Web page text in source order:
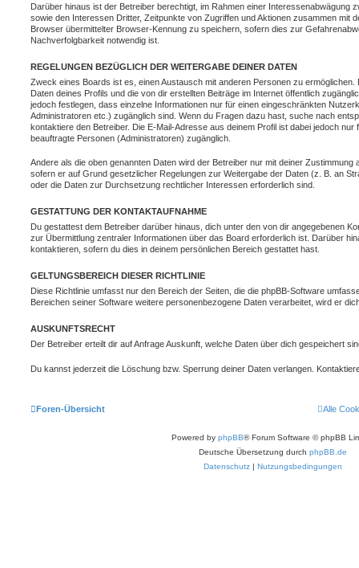
Darüber hinaus ist der Betreiber berechtigt, im Rahmen einer Interessenabwägung
sowie den Interessen Dritter, Zeitpunkte von Zugriffen und Aktionen zusammen mit
Browser übermittelter Browser-Kennung zu speichern, sofern dies zur
Nachverfolgbarkeit notwendig ist.
REGELUNGEN BEZÜGLICH DER WEITERGABE DEINER DATEN
Zweck eines Boards ist es, einen Austausch mit anderen Personen zu
Daten deines Profils und die von dir erstellten Beiträge im Internet öffentlich
jedoch festlegen, dass einzelne Informationen nur für einen eingeschränkten
Administratoren etc.) zugänglich sind. Wenn du Fragen dazu hast, suche nach
kontaktiere den Betreiber. Die E-Mail-Adresse aus deinem Profil ist dabei jedoch nur
beauftragte Personen (Administratoren) zugänglich.
Andere als die oben genannten Daten wird der Betreiber nur mit deiner Zustimmung
sofern er auf Grund gesetzlicher Regelungen zur Weitergabe der Daten (z. B. an
oder die Daten zur Durchsetzung rechtlicher Interessen erforderlich sind.
GESTATTUNG DER KONTAKTAUFNAHME
Du gestattest dem Betreiber darüber hinaus, dich unter den von dir angegebenen
zur Übermittlung zentraler Informationen über das Board erforderlich ist. Darüber
kontaktieren, sofern du dies in deinem persönlichen Bereich gestattet hast.
GELTUNGSBEREICH DIESER RICHTLINIE
Diese Richtlinie umfasst nur den Bereich der Seiten, die die phpBB-Software
Bereichen seiner Software weitere personenbezogene Daten verarbeitet, wird er
AUSKUNFTSRECHT
Der Betreiber erteilt dir auf Anfrage Auskunft, welche Daten über dich gespeichert
Du kannst jederzeit die Löschung bzw. Sperrung deiner Daten verlangen.
Foren-Übersicht Alle
Powered by phpBB® Forum Software © phpBB
Deutsche Übersetzung durch phpBB.de
Datenschutz | Nutzungsbedingungen